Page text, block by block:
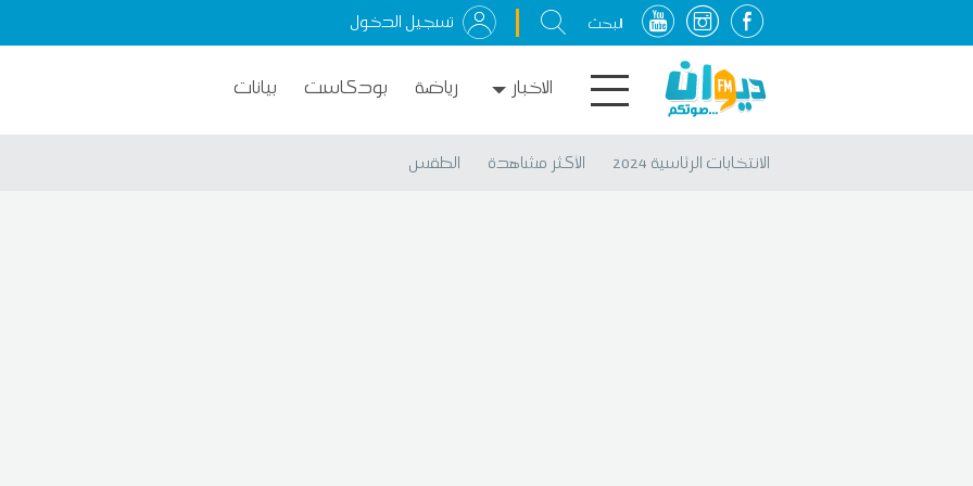
تسجيل الدخول
الاخبار رياضة بودكاست بيانات
الانتخابات الرئاسية 2024 الأكثر مشاهدة الطقس